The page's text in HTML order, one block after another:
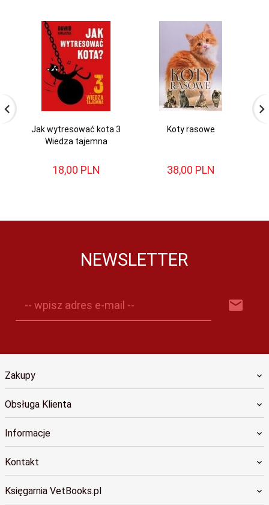
Jak wytresować kota 3
Wiedza tajemna
18,00 PLN
Koty rasowe
38,00 PLN
NEWSLETTER
-- wpisz adres e-mail --
Zakupy
Obsługa Klienta
Informacje
Kontakt
Księgarnia VetBooks.pl